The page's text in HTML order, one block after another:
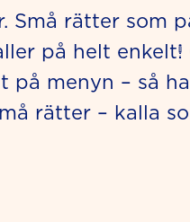
Små rätter som
på helt
menyn – så
rätter – kalla